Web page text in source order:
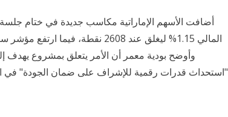
أضافت الأسهم الإماراتية مكاسب جديدة في ختام
وأوضح بودية معمر أن الأمر يتعلق بمشروع يهدف
"استحداث قدرات رقمية للإشراف على ضمان الجودة" في